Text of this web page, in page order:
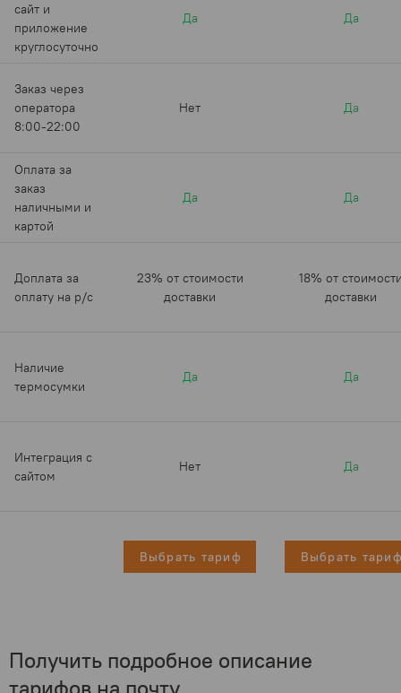
сайт и
приложение
круглосуточно
Да Да
Заказ через
оператора
8:00-22:00
Нет Да
Оплата за
заказ
наличными и
картой
Да Да
Доплата за
оплату на р/с
23% от стоимости
доставки
18% от
доставки
Наличие
термосумки
Да Да
Интеграция с
сайтом
Нет Да
Выбрать тариф Выбрать
Получить подробное описание
тарифов на почту